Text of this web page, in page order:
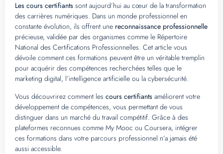
Les cours certifiants sont aujourd’hui au cœur de la transformation
des carrières numériques. Dans un monde professionnel en
constante évolution, ils offrent une reconnaissance professionnelle
précieuse, validée par des organismes comme le Répertoire
National des Certifications Professionnelles. Cet article vous
dévoile comment ces formations peuvent être un véritable tremplin
pour acquérir des compétences recherchées telles que le
marketing digital, l’intelligence artificielle ou la cybersécurité.
Vous découvrirez comment les cours certifiants améliorent votre
développement de compétences, vous permettant de vous
distinguer dans un marché du travail compétitif. Grâce à des
plateformes reconnues comme My Mooc ou Coursera, intégrer
ces formations dans votre parcours professionnel n’a jamais été
aussi accessible.